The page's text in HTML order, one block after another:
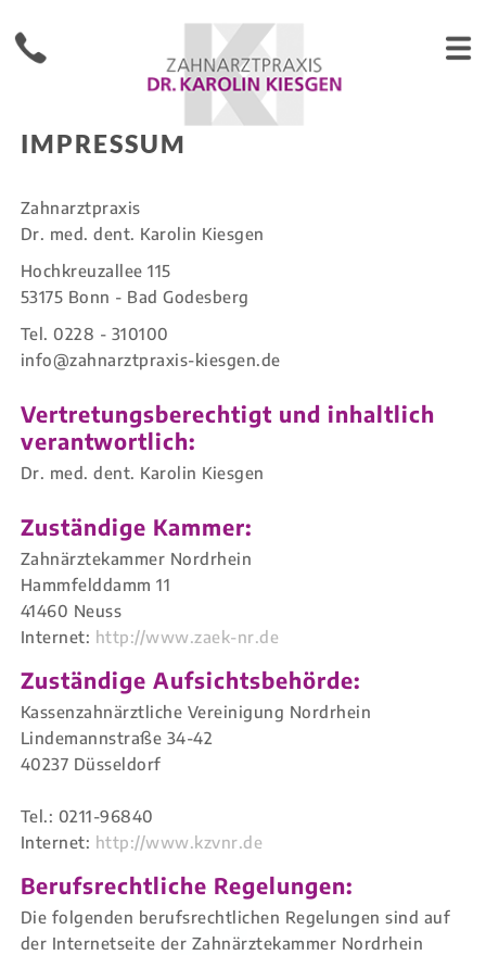
IMPRESSUM
Zahnarztpraxis
Dr. med. dent. Karolin Kiesgen
Hochkreuzallee 115
53175 Bonn - Bad Godesberg
Tel. 0228 - 310100
info@zahnarztpraxis-kiesgen.de
Vertretungsberechtigt und inhaltlich
verantwortlich:
Dr. med. dent. Karolin Kiesgen
Zuständige Kammer:
Zahnärztekammer Nordrhein
Hammfelddamm 11
41460 Neuss
Internet: http://www.zaek-nr.de
Zuständige Aufsichtsbehörde:
Kassenzahnärztliche Vereinigung Nordrhein
Lindemannstraße 34-42
40237 Düsseldorf
Tel.: 0211-96840
Internet: http://www.kzvnr.de
Berufsrechtliche Regelungen:
Die folgenden berufsrechtlichen Regelungen sind auf
der Internetseite der Zahnärztekammer Nordrhein